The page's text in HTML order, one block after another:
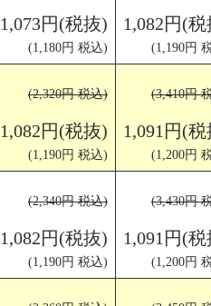
1,073円(税抜)
(1,180円 税込)
1,082円(
(1,190円
(2,320円 税込)
1,082円(税抜)
(1,190円 税込)
(3,410円
1,091円(
(1,200円
(2,340円 税込)
1,082円(税抜)
(1,190円 税込)
(3,430円
1,091円(
(1,200円